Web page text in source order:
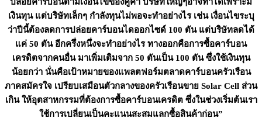
เงินทุน แต่บริษัทเล็กๆ กำลังทุนไม่พอจะทำอย่างไร เช่น เงื่อนไขระบุ
ว่าปีนี้ต้องลดการปล่อยคาร์บอนไดออกไซด์ 100 ตัน แต่บริษัทลดได้
แค่ 50 ตัน อีกครึ่งหนึ่งจะทำอย่างไร ทางออกคือการซื้อคาร์บอน
เครดิตจากคนอื่น มาเพิ่มเติมจาก 50 ตันเป็น 100 ตัน ซึ่งใช้เงินทุน
น้อยกว่า นั่นคือเป้าหมายของแพลตฟอร์มตลาดคาร์บอนครัวเรือน
ภาคสมัครใจ เปรียบเสมือนตัวกลางของครัวเรือนขาย Solar Cell ส่วน
เกิน ให้อุตสาหกรรมที่ต้องการซื้อคาร์บอนเครดิต ซึ่งในช่วงเริ่มต้นเรา
ใช้การเปลี่ยนเป็นคะแนนสะสมแลกซื้อสินค้าก่อน”